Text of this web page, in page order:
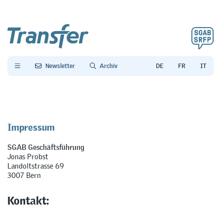
Newsletter Archiv
Impressum
SGAB Geschäftsführung
Jonas Probst
Landoltstrasse 69
3007 Bern
Kontakt: